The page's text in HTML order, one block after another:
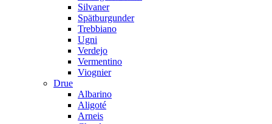
Silvaner
Spätburgunder
Trebbiano
Ugni
Verdejo
Vermentino
Viognier
Drue
Albarino
Aligoté
Arneis